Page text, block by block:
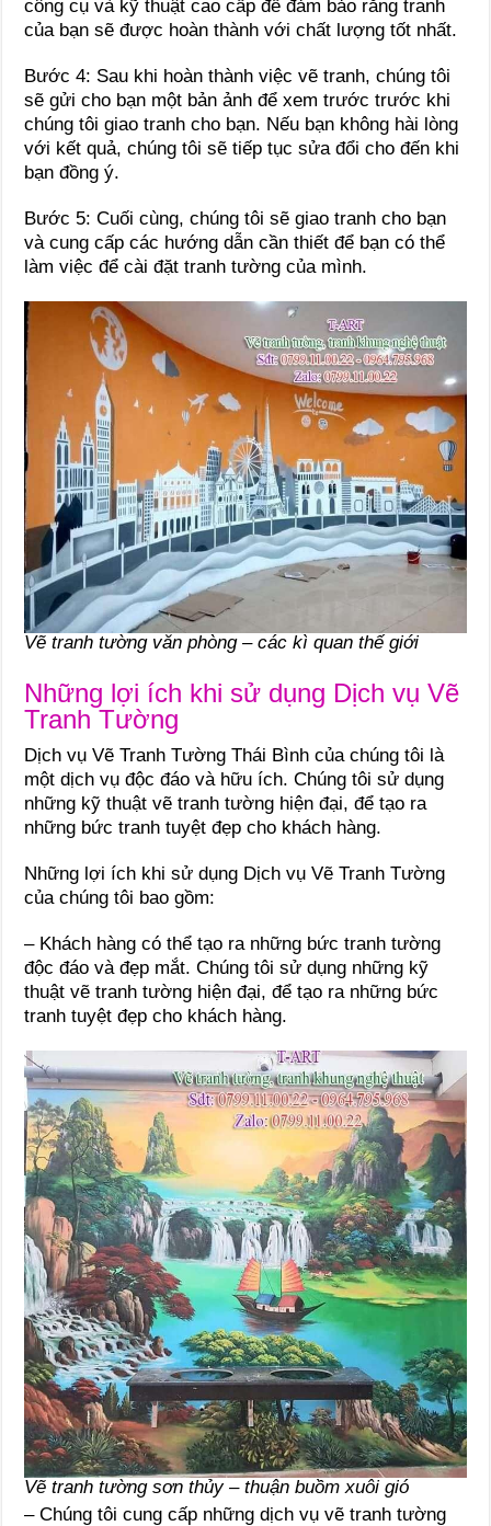
công cụ và kỹ thuật cao cấp để đảm bảo rằng tranh
của bạn sẽ được hoàn thành với chất lượng tốt nhất.
Bước 4: Sau khi hoàn thành việc vẽ tranh, chúng tôi
sẽ gửi cho bạn một bản ảnh để xem trước trước khi
chúng tôi giao tranh cho bạn. Nếu bạn không hài lòng
với kết quả, chúng tôi sẽ tiếp tục sửa đổi cho đến khi
bạn đồng ý.
Bước 5: Cuối cùng, chúng tôi sẽ giao tranh cho bạn
và cung cấp các hướng dẫn cần thiết để bạn có thể
làm việc để cài đặt tranh tường của mình.
Vẽ tranh tường văn phòng – các kì quan thế giới
Những lợi ích khi sử dụng Dịch vụ Vẽ
Tranh Tường
Dịch vụ Vẽ Tranh Tường Thái Bình của chúng tôi là
một dịch vụ độc đáo và hữu ích. Chúng tôi sử dụng
những kỹ thuật vẽ tranh tường hiện đại, để tạo ra
những bức tranh tuyệt đẹp cho khách hàng.
Những lợi ích khi sử dụng Dịch vụ Vẽ Tranh Tường
của chúng tôi bao gồm:
– Khách hàng có thể tạo ra những bức tranh tường
độc đáo và đẹp mắt. Chúng tôi sử dụng những kỹ
thuật vẽ tranh tường hiện đại, để tạo ra những bức
tranh tuyệt đẹp cho khách hàng.
Vẽ tranh tường sơn thủy – thuận buồm xuôi gió
– Chúng tôi cung cấp những dịch vụ vẽ tranh tường